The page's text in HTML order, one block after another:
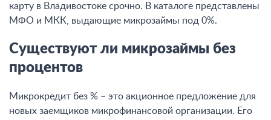
карту в Владивостоке срочно. В каталоге представлены
МФО и МКК, выдающие микрозаймы под 0%.
Существуют ли микрозаймы без
процентов
Микрокредит без % – это акционное предложение для
новых заемщиков микрофинансовой организации. Его